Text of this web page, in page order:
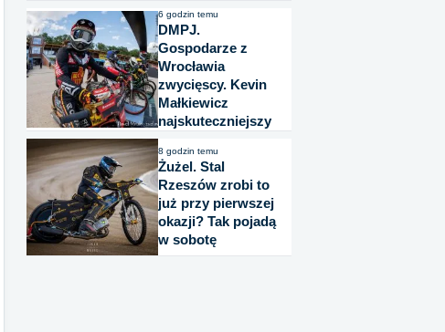
6 godzin temu
DMPJ.
Gospodarze z
Wrocławia
zwycięscy. Kevin
Małkiewicz
najskuteczniejszy
8 godzin temu
Żużel. Stal
Rzeszów zrobi to
już przy pierwszej
okazji? Tak pojadą
w sobotę